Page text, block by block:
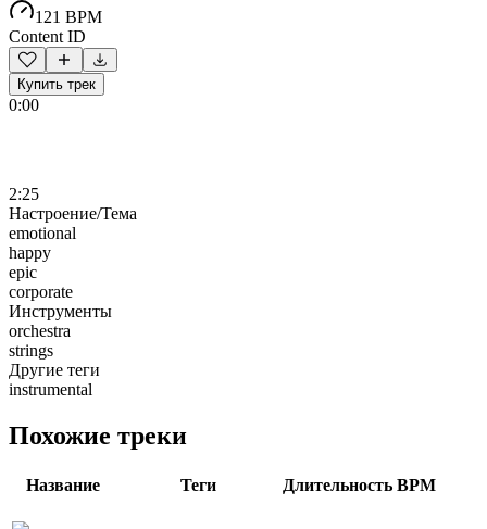
121 BPM
Content ID
Купить трек
0:00
2:25
Настроение/Тема
emotional
happy
epic
corporate
Инструменты
orchestra
strings
Другие теги
instrumental
Похожие треки
Название Теги Длительность BPM